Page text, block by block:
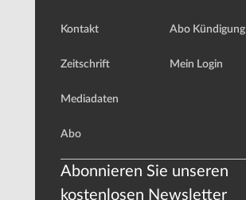
Kontakt
Zeitschrift
Mediadaten
Abo
Abo Kündigung
Mein Login
Abonnieren Sie unseren
kostenlosen Newsletter